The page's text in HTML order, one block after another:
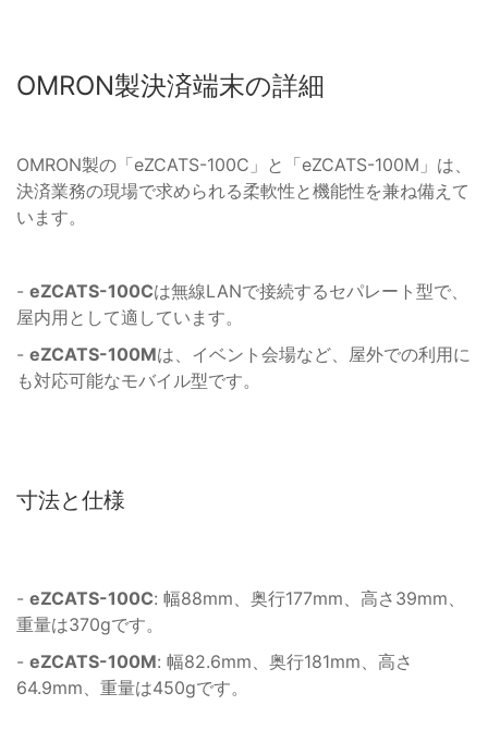
OMRON製決済端末の詳細
OMRON製の「eZCATS-100C」と「eZCATS-100M」は、
決済業務の現場で求められる柔軟性と機能性を兼ね備えて
います。
- eZCATS-100Cは無線LANで接続するセパレート型で、
屋内用として適しています。
- eZCATS-100Mは、イベント会場など、屋外での利用に
も対応可能なモバイル型です。
寸法と仕様
- eZCATS-100C: 幅88mm、奥行177mm、高さ39mm、
重量は370gです。
- eZCATS-100M: 幅82.6mm、奥行181mm、高さ
64.9mm、重量は450gです。